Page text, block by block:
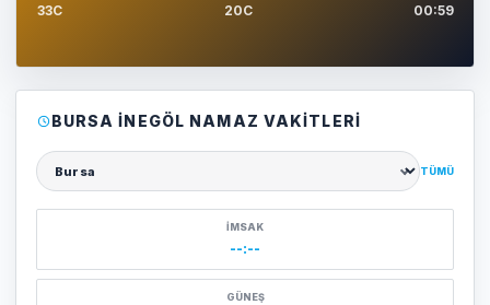
33C 20C 00:59
BURSA İNEGÖL NAMAZ VAKITLERI
Şehir seçin
TÜMÜ
İMSAK
--:--
GÜNEŞ